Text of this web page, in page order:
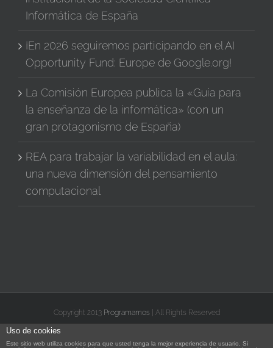
Informática de España
¡En 2026 seguiremos participando en el AI
Opportunity Fund: Europe de Google.org!
La Comisión Europea publica la «Guía para
la enseñanza de la informática» (con un
gran protagonismo de España)
REA para trabajar la variabilidad en el aula:
una nueva dimensión del pensamiento
computacional
Copyright 2013 Programamos | All Rights Reserved
Uso de cookies
Este sitio web utiliza cookies para que usted tenga la mejor experiencia de usuario. Si